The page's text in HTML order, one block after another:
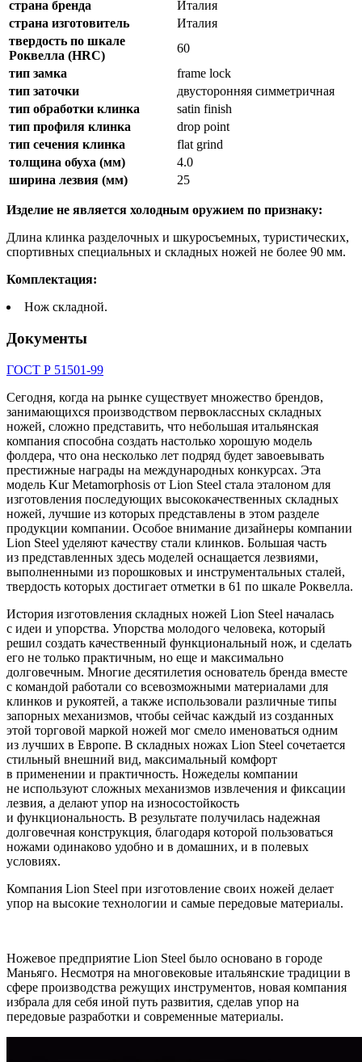
страна бренда
Италия
страна изготовитель
Италия
твердость по шкале
Роквелла (HRC)
60
тип замка
frame lock
тип заточки
двусторонняя симметричная
тип обработки клинка
satin finish
тип профиля клинка
drop point
тип сечения клинка
flat grind
толщина обуха (мм)
4.0
ширина лезвия (мм)
25
Изделие не является холодным оружием по признаку:
Длина клинка разделочных и шкуросъемных, туристических,
спортивных специальных и складных ножей не более 90 мм.
Комплектация:
Нож складной.
Документы
ГОСТ Р 51501-99
Сегодня, когда на рынке существует множество брендов,
занимающихся производством первоклассных складных
ножей, сложно представить, что небольшая итальянская
компания способна создать настолько хорошую модель
фолдера, что она несколько лет подряд будет завоевывать
престижные награды на международных конкурсах. Эта
модель Kur Metamorphosis от Lion Steel стала эталоном для
изготовления последующих высококачественных складных
ножей, лучшие из которых представлены в этом разделе
продукции компании. Особое внимание дизайнеры компании
Lion Steel уделяют качеству стали клинков. Большая часть
из представленных здесь моделей оснащается лезвиями,
выполненными из порошковых и инструментальных сталей,
твердость которых достигает отметки в 61 по шкале Роквелла.
История изготовления складных ножей Lion Steel началась
с идеи и упорства. Упорства молодого человека, который
решил создать качественный функциональный нож, и сделать
его не только практичным, но еще и максимально
долговечным. Многие десятилетия основатель бренда вместе
с командой работали со всевозможными материалами для
клинков и рукоятей, а также использовали различные типы
запорных механизмов, чтобы сейчас каждый из созданных
этой торговой маркой ножей мог смело именоваться одним
из лучших в Европе. В складных ножах Lion Steel сочетается
стильный внешний вид, максимальный комфорт
в применении и практичность. Ножеделы компании
не используют сложных механизмов извлечения и фиксации
лезвия, а делают упор на износостойкость
и функциональность. В результате получилась надежная
долговечная конструкция, благодаря которой пользоваться
ножами одинаково удобно и в домашних, и в полевых
условиях.
Компания Lion Steel при изготовление своих ножей делает
упор на высокие технологии и самые передовые материалы.
Ножевое предприятие Lion Steel было основано в городе
Маньяго. Несмотря на многовековые итальянские традиции в
сфере производства режущих инструментов, новая компания
избрала для себя иной путь развития, сделав упор на
передовые разработки и современные материалы.